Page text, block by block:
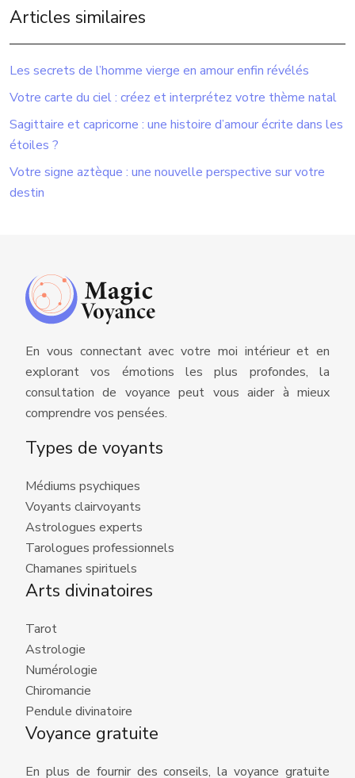
Articles similaires
Les secrets de l’homme vierge en amour enfin révélés
Votre carte du ciel : créez et interprétez votre thème natal
Sagittaire et capricorne : une histoire d’amour écrite dans les
étoiles ?
Votre signe aztèque : une nouvelle perspective sur votre
destin
En vous connectant avec votre moi intérieur et en
explorant vos émotions les plus profondes, la
consultation de voyance peut vous aider à mieux
comprendre vos pensées.
Types de voyants
Médiums psychiques
Voyants clairvoyants
Astrologues experts
Tarologues professionnels
Chamanes spirituels
Arts divinatoires
Tarot
Astrologie
Numérologie
Chiromancie
Pendule divinatoire
Voyance gratuite
En plus de fournir des conseils, la voyance gratuite